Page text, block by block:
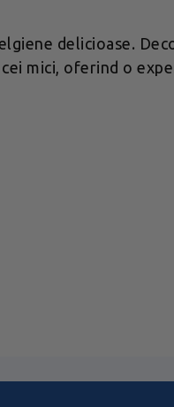
delicioase.
mici, oferind o